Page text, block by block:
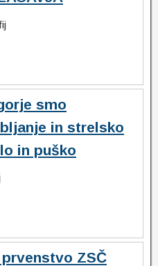
smo
in strelsko
in puško
ZSČ